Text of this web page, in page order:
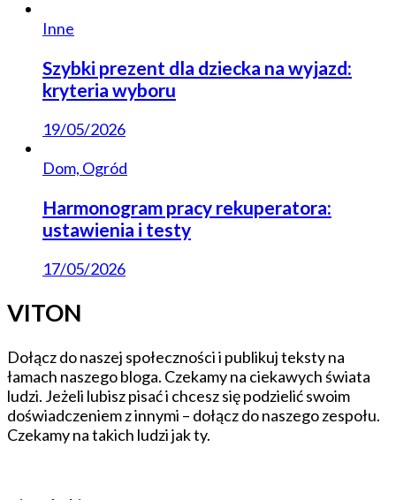
Inne
Szybki prezent dla dziecka na wyjazd:
kryteria wyboru
19/05/2026
Dom, Ogród
Harmonogram pracy rekuperatora:
ustawienia i testy
17/05/2026
VITON
Dołącz do naszej społeczności i publikuj teksty na
łamach naszego bloga. Czekamy na ciekawych świata
ludzi. Jeżeli lubisz pisać i chcesz się podzielić swoim
doświadczeniem z innymi – dołącz do naszego zespołu.
Czekamy na takich ludzi jak ty.